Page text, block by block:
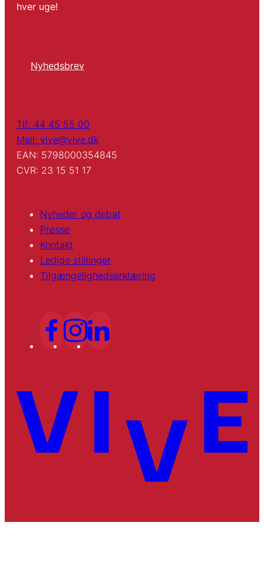
hver uge!
Nyhedsbrev
Tlf: 44 45 55 00
Mail: vive@vive.dk
EAN: 5798000354845
CVR: 23 15 51 17
Nyheder og debat
Presse
Kontakt
Ledige stillinger
Tilgængelighedserklæring